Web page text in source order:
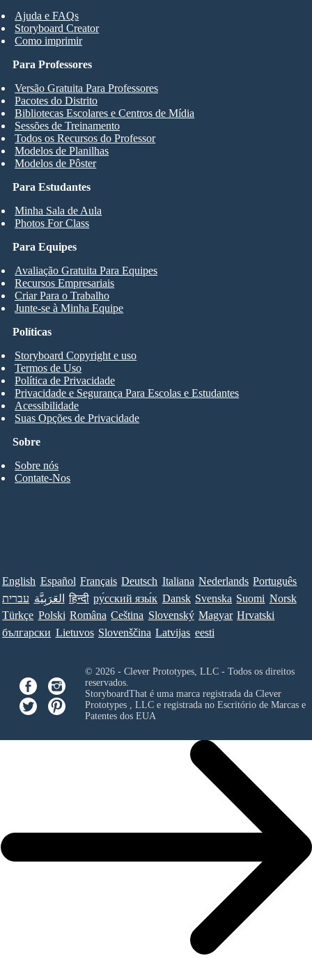
Ajuda e FAQs
Storyboard Creator
Como imprimir
Para Estudantes
Minha Sala de Aula
Photos For Class
Para Professores
Versão Gratuita Para Professores
Pacotes do Distrito
Bibliotecas Escolares e Centros de Mídia
Sessões de Treinamento
Todos os Recursos do Professor
Modelos de Planilhas
Modelos de Pôster
Para Equipes
Avaliação Gratuita Para Equipes
Recursos Empresariais
Criar Para o Trabalho
Junte-se à Minha Equipe
Sobre
Sobre nós
Contate-Nos
Políticas
Storyboard Copyright e uso
Termos de Uso
Política de Privacidade
Privacidade e Segurança Para Escolas e Estudantes
Acessibilidade
Suas Opções de Privacidade
English Español Français Deutsch Italiana Nederlands Português
עברית العَرَبِيَّة हिन्दी ру́сский язы́к Dansk Svenska Suomi Norsk
Türkçe Polski Româna Ceština Slovenský Magyar Hrvatski
български Lietuvos Slovenščina Latvijas eesti
© 2026 - Clever Prototypes, LLC - Todos os direitos
reservados.
StoryboardThat é uma marca registrada da Clever
Prototypes , LLCe registrada no Escritório de Marcas e
Patentes dos EUA